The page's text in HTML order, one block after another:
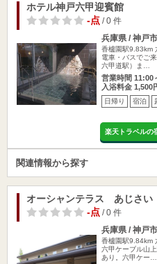
ホテル神戸六甲迎賓館
-点/ 0 件
兵庫県 / 神戸
香櫨園駅9.83km
電車・バスでご
六甲道駅）ま…
営業時間 11:00
入浴料金 1,500
日帰り 宿泊
楽天トラベルの
関連情報から探す
オーシャンテラス あじさい
-点/ 0 件
兵庫県 / 神戸
香櫨園駅9.84km
六甲ケーブル山
あり。六甲ケー…